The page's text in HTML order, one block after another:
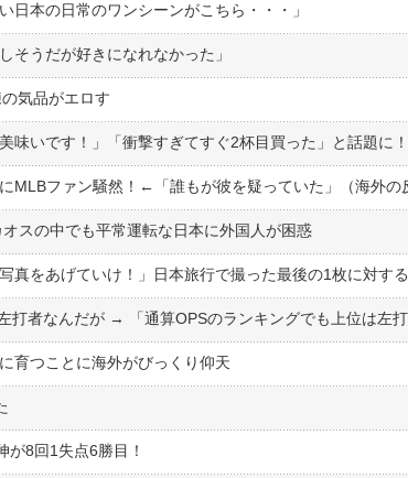
日本の日常のワンシーンがこちら・・・」
そうだが好きになれなかった」
気品がエロす
MLBファン騒然！←「誰もが彼を疑っていた」（海外の
スの中でも平常運転な日本に外国人が困惑
真をあげていけ！」日本旅行で撮った最後の1枚に対す
育つことに海外がびっくり仰天
8回1失点6勝目！